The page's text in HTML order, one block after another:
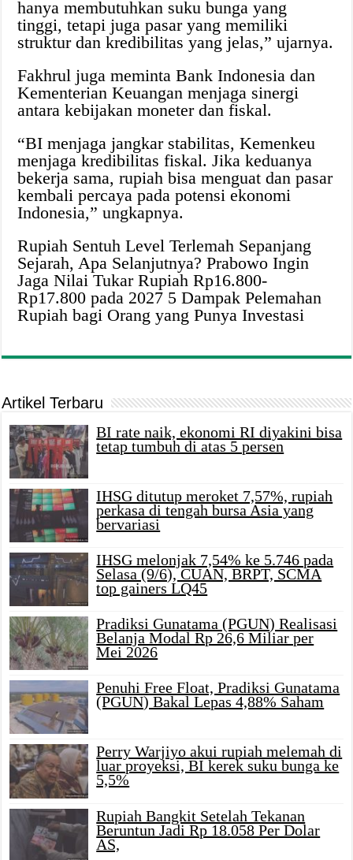
hanya membutuhkan suku bunga yang
tinggi, tetapi juga pasar yang memiliki
struktur dan kredibilitas yang jelas,” ujarnya.
Fakhrul juga meminta Bank Indonesia dan
Kementerian Keuangan menjaga sinergi
antara kebijakan moneter dan fiskal.
“BI menjaga jangkar stabilitas, Kemenkeu
menjaga kredibilitas fiskal. Jika keduanya
bekerja sama, rupiah bisa menguat dan pasar
kembali percaya pada potensi ekonomi
Indonesia,” ungkapnya.
Rupiah Sentuh Level Terlemah Sepanjang
Sejarah, Apa Selanjutnya? Prabowo Ingin
Jaga Nilai Tukar Rupiah Rp16.800-
Rp17.800 pada 2027 5 Dampak Pelemahan
Rupiah bagi Orang yang Punya Investasi
Artikel Terbaru
BI rate naik, ekonomi RI diyakini bisa
tetap tumbuh di atas 5 persen
IHSG ditutup meroket 7,57%, rupiah
perkasa di tengah bursa Asia yang
bervariasi
IHSG melonjak 7,54% ke 5.746 pada
Selasa (9/6), CUAN, BRPT, SCMA
top gainers LQ45
Pradiksi Gunatama (PGUN) Realisasi
Belanja Modal Rp 26,6 Miliar per
Mei 2026
Penuhi Free Float, Pradiksi Gunatama
(PGUN) Bakal Lepas 4,88% Saham
Perry Warjiyo akui rupiah melemah di
luar proyeksi, BI kerek suku bunga ke
5,5%
Rupiah Bangkit Setelah Tekanan
Beruntun Jadi Rp 18.058 Per Dolar
AS,